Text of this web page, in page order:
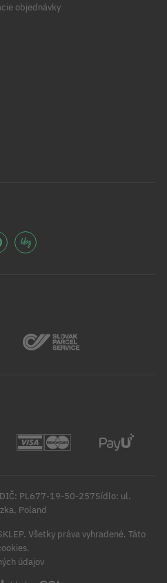
objednávky
PL677-19-50-257Sídlo: ul.
Poland
Všetky práva vyhradené. Táto
údajov